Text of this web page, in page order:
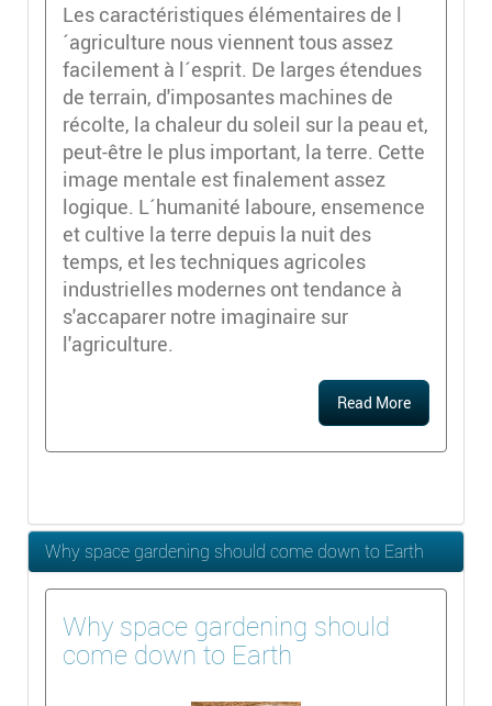
Les caractéristiques élémentaires de l
´agriculture nous viennent tous assez
facilement à l´esprit. De larges étendues
de terrain, d'imposantes machines de
récolte, la chaleur du soleil sur la peau et,
peut-être le plus important, la terre. Cette
image mentale est finalement assez
logique. L´humanité laboure, ensemence
et cultive la terre depuis la nuit des
temps, et les techniques agricoles
industrielles modernes ont tendance à
s'accaparer notre imaginaire sur
l'agriculture.
Read More
Why space gardening should come down to Earth
Why space gardening should
come down to Earth